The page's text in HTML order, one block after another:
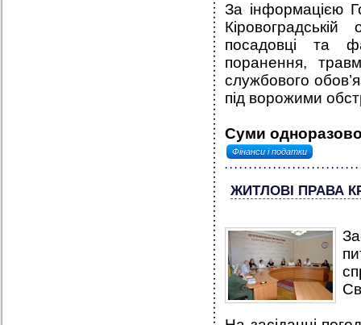
За інформацією
посадовці та
поранення,
службового
під ворожими
Суми
Фінанси і податки
ЖИТЛОВІ ПРАВА